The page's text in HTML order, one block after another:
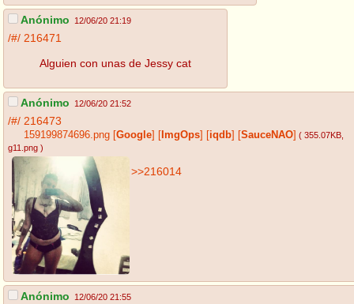
Anónimo 12/06/20 21:19
/#/ 216471
Alguien con unas de Jessy cat
Anónimo 12/06/20 21:52
/#/ 216473
159199874696.png [Google] [ ImgOps] [iqdb] [SauceNAO] ( 355.07KB
g11.png )
>>216014
Anónimo 12/06/20 21:55